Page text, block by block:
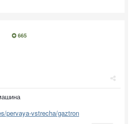
665
pervaya-vstrecha/gaztron